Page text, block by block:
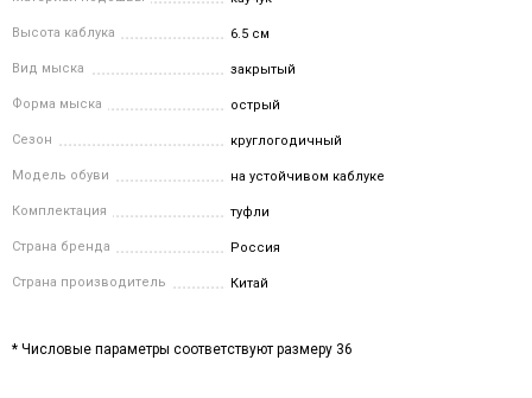
Высота каблука 6.5 см
Вид мыска закрытый
Форма мыска острый
Сезон круглогодичный
Модель обуви на устойчивом каблуке
Комплектация туфли
Страна бренда Россия
Страна производитель Китай
* Числовые параметры соответствуют размеру 36